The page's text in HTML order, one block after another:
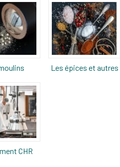
Les épices et autres
CHR